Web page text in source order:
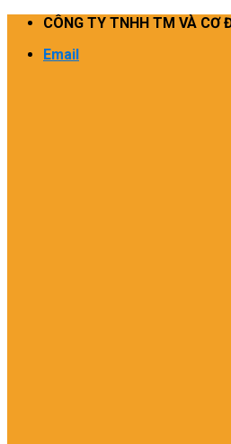
Skip
content
CÔNG TY TNHH TM VÀ CƠ
Email